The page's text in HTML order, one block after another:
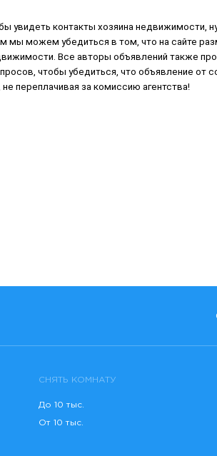
увидеть контакты хозяина недвижимости,
мы можем убедиться в том, что на сайте
Все авторы объявлений также
чтобы убедиться, что объявление от
переплачивая за комиссию агентства!
СНЯТЬ КОМНАТУ
До 10 тыс.
От 10 тыс.